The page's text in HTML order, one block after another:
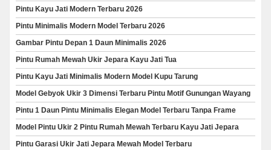
Pintu Kayu Jati Modern Terbaru 2026
Pintu Minimalis Modern Model Terbaru 2026
Gambar Pintu Depan 1 Daun Minimalis 2026
Pintu Rumah Mewah Ukir Jepara Kayu Jati Tua
Pintu Kayu Jati Minimalis Modern Model Kupu Tarung
Model Gebyok Ukir 3 Dimensi Terbaru Pintu Motif Gunungan Wayang
Pintu 1 Daun Pintu Minimalis Elegan Model Terbaru Tanpa Frame
Model Pintu Ukir 2 Pintu Rumah Mewah Terbaru Kayu Jati Jepara
Pintu Garasi Ukir Jati Jepara Mewah Model Terbaru